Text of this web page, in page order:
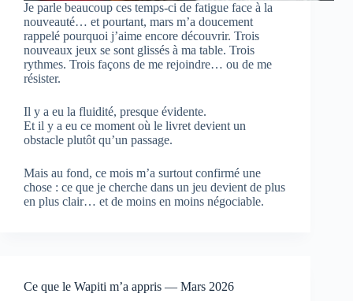
Je parle beaucoup ces temps-ci de fatigue face à la
nouveauté… et pourtant, mars m’a doucement
rappelé pourquoi j’aime encore découvrir. Trois
nouveaux jeux se sont glissés à ma table. Trois
rythmes. Trois façons de me rejoindre… ou de me
résister.
Il y a eu la fluidité, presque évidente.
Et il y a eu ce moment où le livret devient un
obstacle plutôt qu’un passage.
Mais au fond, ce mois m’a surtout confirmé une
chose : ce que je cherche dans un jeu devient de plus
en plus clair… et de moins en moins négociable.
Ce que le Wapiti m’a appris — Mars 2026